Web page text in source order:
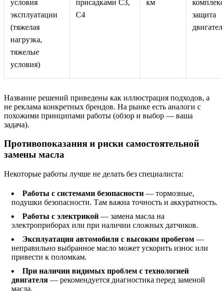
условия
эксплуатации
(тяжелая
нагрузка,
тяжелые
условия)
присадками C3,
C4
км
защита
Название решений приведены как иллюстрация подходов, а
не реклама конкретных брендов. На рынке есть аналоги с
похожими принципами работы (обзор и выбор — ваша
задача).
Противопоказания и риски самостоятельной
замены масла
Некоторые работы лучше не делать без специалиста:
Работы с системами безопасности — тормозные,
подушки безопасности. Там важна точность и аккуратность.
Работы с электрикой — замена масла на
электроприборах или при наличии сложных датчиков.
Эксплуатация автомобиля с высоким пробегом —
неправильно выбранное масло может ускорить износ или
привести к поломкам.
При наличии видимых проблем с технологией
двигателя — рекомендуется диагностика перед заменой
масла.